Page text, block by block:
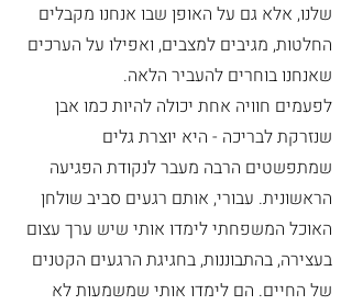
שלנו, אלא גם על האופן שבו אנחנו מקבלים
החלטות, מגיבים למצבים, ואפילו על הערכים
שאנחנו בוחרים להעביר הלאה.
לפעמים חוויה אחת יכולה להיות כמו אבן
שנזרקת לבריכה - היא יוצרת גלים
שמתפשטים הרבה מעבר לנקודת הפגיעה
הראשונית. עבורי, אותם רגעים סביב שולחן
האוכל המשפחתי לימדו אותי שיש ערך עצום
בעצירה, בהתבוננות, בחגיגת הרגעים הקטנים
של החיים. הם לימדו אותי שמשמעות לא